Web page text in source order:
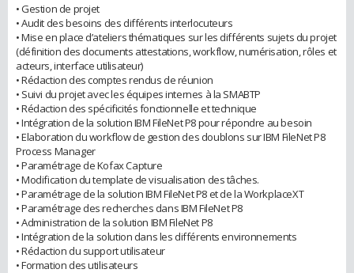
• Gestion de projet
• Audit des besoins des différents interlocuteurs
• Mise en place d’ateliers thématiques sur les différents sujets du projet
(définition des documents attestations, workflow, numérisation, rôles et
acteurs, interface utilisateur)
• Rédaction des comptes rendus de réunion
• Suivi du projet avec les équipes internes à la SMABTP
• Rédaction des spécificités fonctionnelle et technique
• Intégration de la solution IBM FileNet P8 pour répondre au besoin
• Elaboration du workflow de gestion des doublons sur IBM FileNet P8
Process Manager
• Paramétrage de Kofax Capture
• Modification du template de visualisation des tâches.
• Paramétrage de la solution IBM FileNet P8 et de la WorkplaceXT
• Paramétrage des recherches dans IBM FileNet P8
• Administration de la solution IBM FileNet P8
• Intégration de la solution dans les différents environnements
• Rédaction du support utilisateur
• Formation des utilisateurs